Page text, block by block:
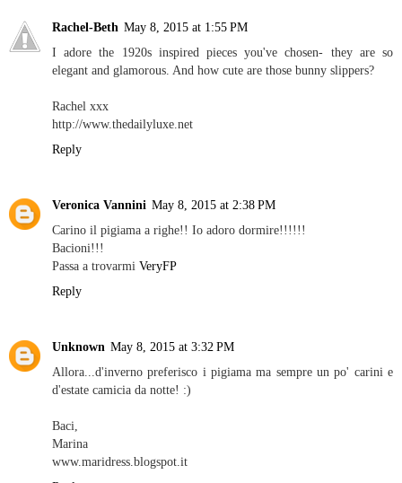
Rachel-Beth May 8, 2015 at 1:55 PM
I adore the 1920s inspired pieces you've chosen- they are so
elegant and glamorous. And how cute are those bunny slippers?
Rachel xxx
http://www.thedailyluxe.net
Reply
Veronica Vannini May 8, 2015 at 2:38 PM
Carino il pigiama a righe!! Io adoro dormire!!!!!!
Bacioni!!!
Passa a trovarmi VeryFP
Reply
Unknown May 8, 2015 at 3:32 PM
Allora...d'inverno preferisco i pigiama ma sempre un po' carini e
d'estate camicia da notte! :)
Baci,
Marina
www.maridress.blogspot.it